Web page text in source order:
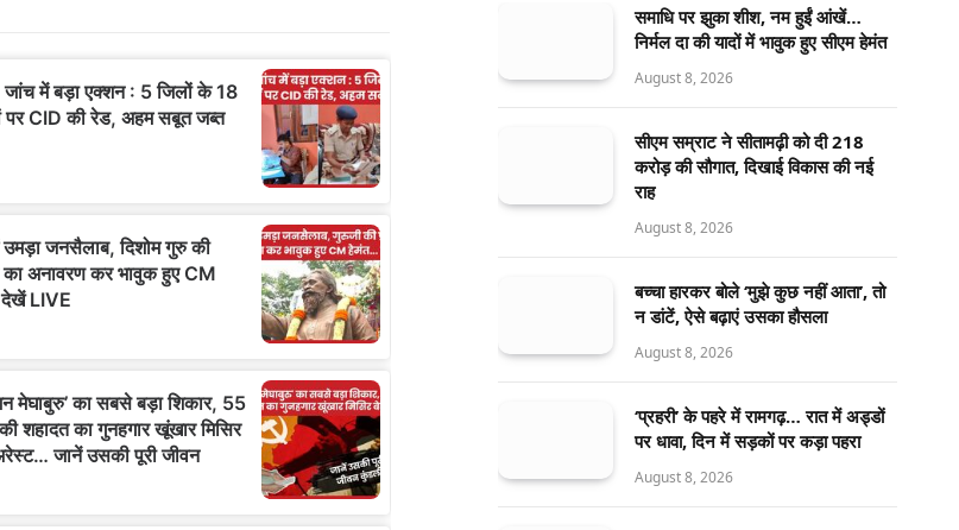
समाधि पर झुका शीश, नम हुईं आंखें…
निर्मल दा की यादों में भावुक हुए सीएम हेमंत
August 8, 2026
सीएम सम्राट ने सीतामढ़ी को दी 218
करोड़ की सौगात, दिखाई विकास की नई
राह
August 8, 2026
बच्चा हारकर बोले ‘मुझे कुछ नहीं आता’, तो
न डांटें, ऐसे बढ़ाएं उसका हौसला
August 8, 2026
‘प्रहरी’ के पहरे में रामगढ़… रात में अड्डों
पर धावा, दिन में सड़कों पर कड़ा पहरा
August 8, 2026